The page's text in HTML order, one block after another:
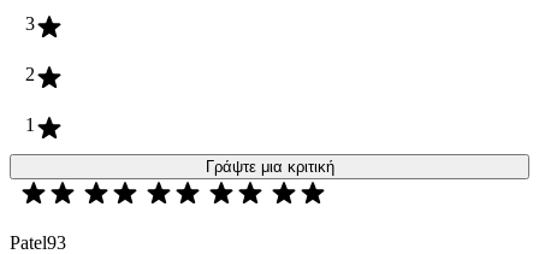
3
2
1
Γράψτε μια κριτική
Patel93